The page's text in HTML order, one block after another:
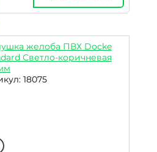
желоба ПВХ Docke
Светло-коричневая
18075